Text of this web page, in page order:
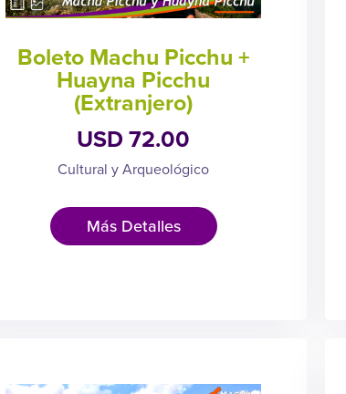
Boleto Machu Picchu +
Huayna Picchu
(Extranjero)
USD 72.00
Cultural y Arqueológico
Más Detalles